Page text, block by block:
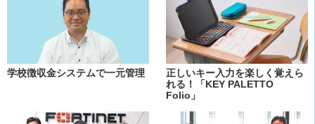
学校徴収金システムで一元管理
正しいキー入力を楽しく覚えら
れる！「KEY PALETTO
Folio」